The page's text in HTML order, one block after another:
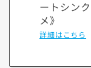
ートシン
メ》
詳細はこちら